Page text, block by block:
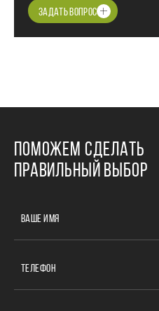
ЗАДАТЬ ВОПРОС
ПОМОЖЕМ СДЕЛАТЬ
ПРАВИЛЬНЫЙ ВЫБОР
ВАШЕ ИМЯ
ТЕЛЕФОН